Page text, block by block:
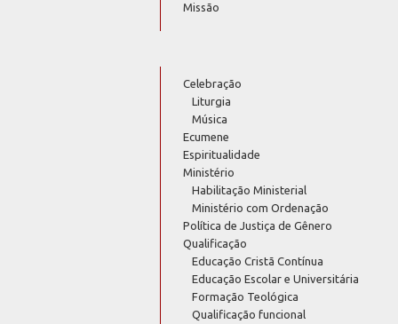
Missão
Celebração
Liturgia
Música
Ecumene
Espiritualidade
Ministério
Habilitação Ministerial
Ministério com Ordenação
Política de Justiça de Gênero
Qualificação
Educação Cristã Contínua
Educação Escolar e Universitária
Formação Teológica
Qualificação funcional